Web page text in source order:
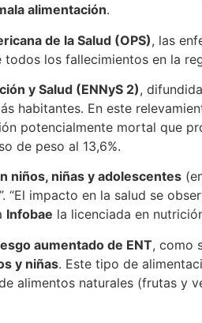
alimentación.
de la Salud (OPS), las
todos los fallecimientos en la
y Salud (ENNyS 2),
habitantes. En este
potencialmente mortal que
de peso al 13,6%.
niños, niñas y adolescentes
“El impacto en la salud se
Infobae la licenciada en
aumentado de ENT, como
y niñas. Este tipo de
alimentos naturales (frutas